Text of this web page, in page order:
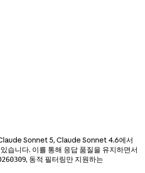
Sonnet 5, Claude Sonnet 4.6에서
습니다. 이를 통해 응답 품질을 유지하면서
, 동적 필터링만 지원하는